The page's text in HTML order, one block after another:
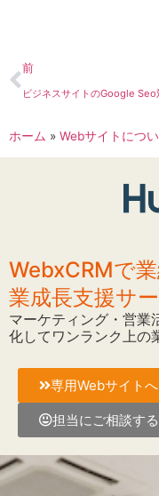
前
ビジネスサイトのGoogle Seo
ホーム » Webサイトにつ
WebxCRMで
業成長支援サ
マーケティング・営業
化してワンランク上の
専用Webサイトへ
担当にご相談する